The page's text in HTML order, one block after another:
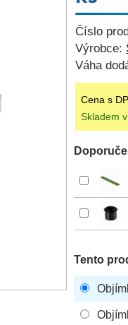
Číslo
Výrobce:
Váha
Cena s
Skladem
Tento